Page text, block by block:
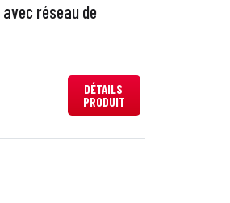
réseau de
DÉTAILS
PRODUIT